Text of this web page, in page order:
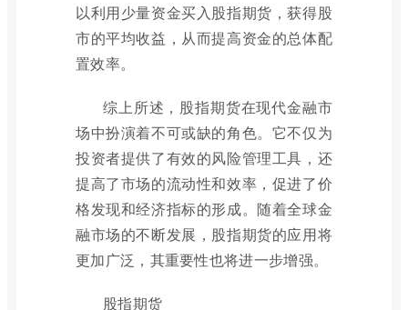
以利用少量资金买入股指期货，获得股
市的平均收益，从而提高资金的总体配
置效率。
综上所述，股指期货在现代金融市
场中扮演着不可或缺的角色。它不仅为
投资者提供了有效的风险管理工具，还
提高了市场的流动性和效率，促进了价
格发现和经济指标的形成。随着全球金
融市场的不断发展，股指期货的应用将
更加广泛，其重要性也将进一步增强。
股指期货